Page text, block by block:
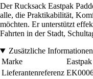
Der Rucksack Eastpak
alle, die Praktikabilität,
möchten. Er unterstützt
Fahrten in der Stadt,
Zusätzliche Informationen
Marke
Eastpak
Lieferantenreferenz